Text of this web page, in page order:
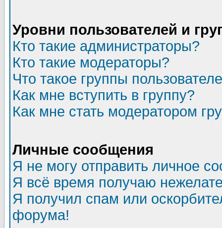
Уровни пользователей и
Кто такие администраторы?
Кто такие модераторы?
Что такое группы
Как мне вступить в группу?
Как мне стать модератором
Личные сообщения
Я не могу отправить личное
Я всё время получаю
Я получил спам или
форума!